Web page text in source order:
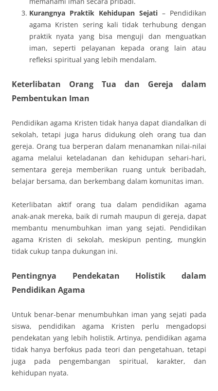
Kurangnya Praktik Kehidupan Sejati – Pendidikan
agama Kristen sering kali tidak terhubung dengan
praktik nyata yang bisa menguji dan menguatkan
iman, seperti pelayanan kepada orang lain atau
refleksi spiritual yang lebih mendalam.
Keterlibatan Orang Tua dan Gereja dalam
Pembentukan Iman
Pendidikan agama Kristen tidak hanya dapat diandalkan di
sekolah, tetapi juga harus didukung oleh orang tua dan
gereja. Orang tua berperan dalam menanamkan nilai-nilai
agama melalui keteladanan dan kehidupan sehari-hari,
sementara gereja memberikan ruang untuk beribadah,
belajar bersama, dan berkembang dalam komunitas iman.
Keterlibatan aktif orang tua dalam pendidikan agama
anak-anak mereka, baik di rumah maupun di gereja, dapat
membantu menumbuhkan iman yang sejati. Pendidikan
agama Kristen di sekolah, meskipun penting, mungkin
tidak cukup tanpa dukungan ini.
Pentingnya Pendekatan Holistik dalam
Pendidikan Agama
Untuk benar-benar menumbuhkan iman yang sejati pada
siswa, pendidikan agama Kristen perlu mengadopsi
pendekatan yang lebih holistik. Artinya, pendidikan agama
tidak hanya berfokus pada teori dan pengetahuan, tetapi
juga pada pengembangan spiritual, karakter, dan
kehidupan nyata.